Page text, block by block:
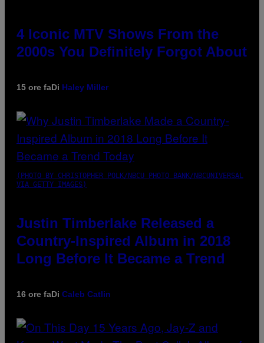
4 Iconic MTV Shows From the
2000s You Definitely Forgot About
15 ore faDi Haley Miller
(PHOTO BY CHRISTOPHER POLK/NBCU PHOTO BANK/NBCUNIVERSAL
VIA GETTY IMAGES)
Justin Timberlake Released a
Country-Inspired Album in 2018
Long Before It Became a Trend
16 ore faDi Caleb Catlin